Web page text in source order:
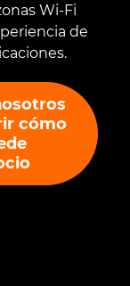
Wi-Fi
de
cómo